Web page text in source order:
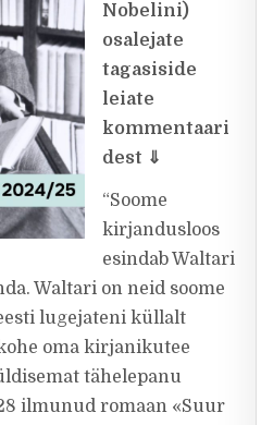
Nobelini)
osalejate
tagasiside
leiate
kommentaari
dest ⇓
“Soome
kirjandusloos
esindab Waltari
Waltari on neid soome
lugejateni küllalt
oma kirjanikutee
tähelepanu
ilmunud romaan «Suur